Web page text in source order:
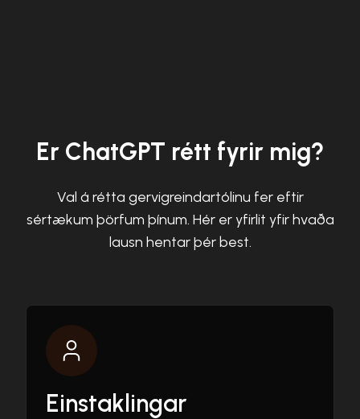
Er ChatGPT rétt fyrir mig?
Val á rétta gervigreindartólinu fer eftir
sértækum þörfum þínum. Hér er yfirlit yfir hvaða
lausn hentar þér best.
Einstaklingar